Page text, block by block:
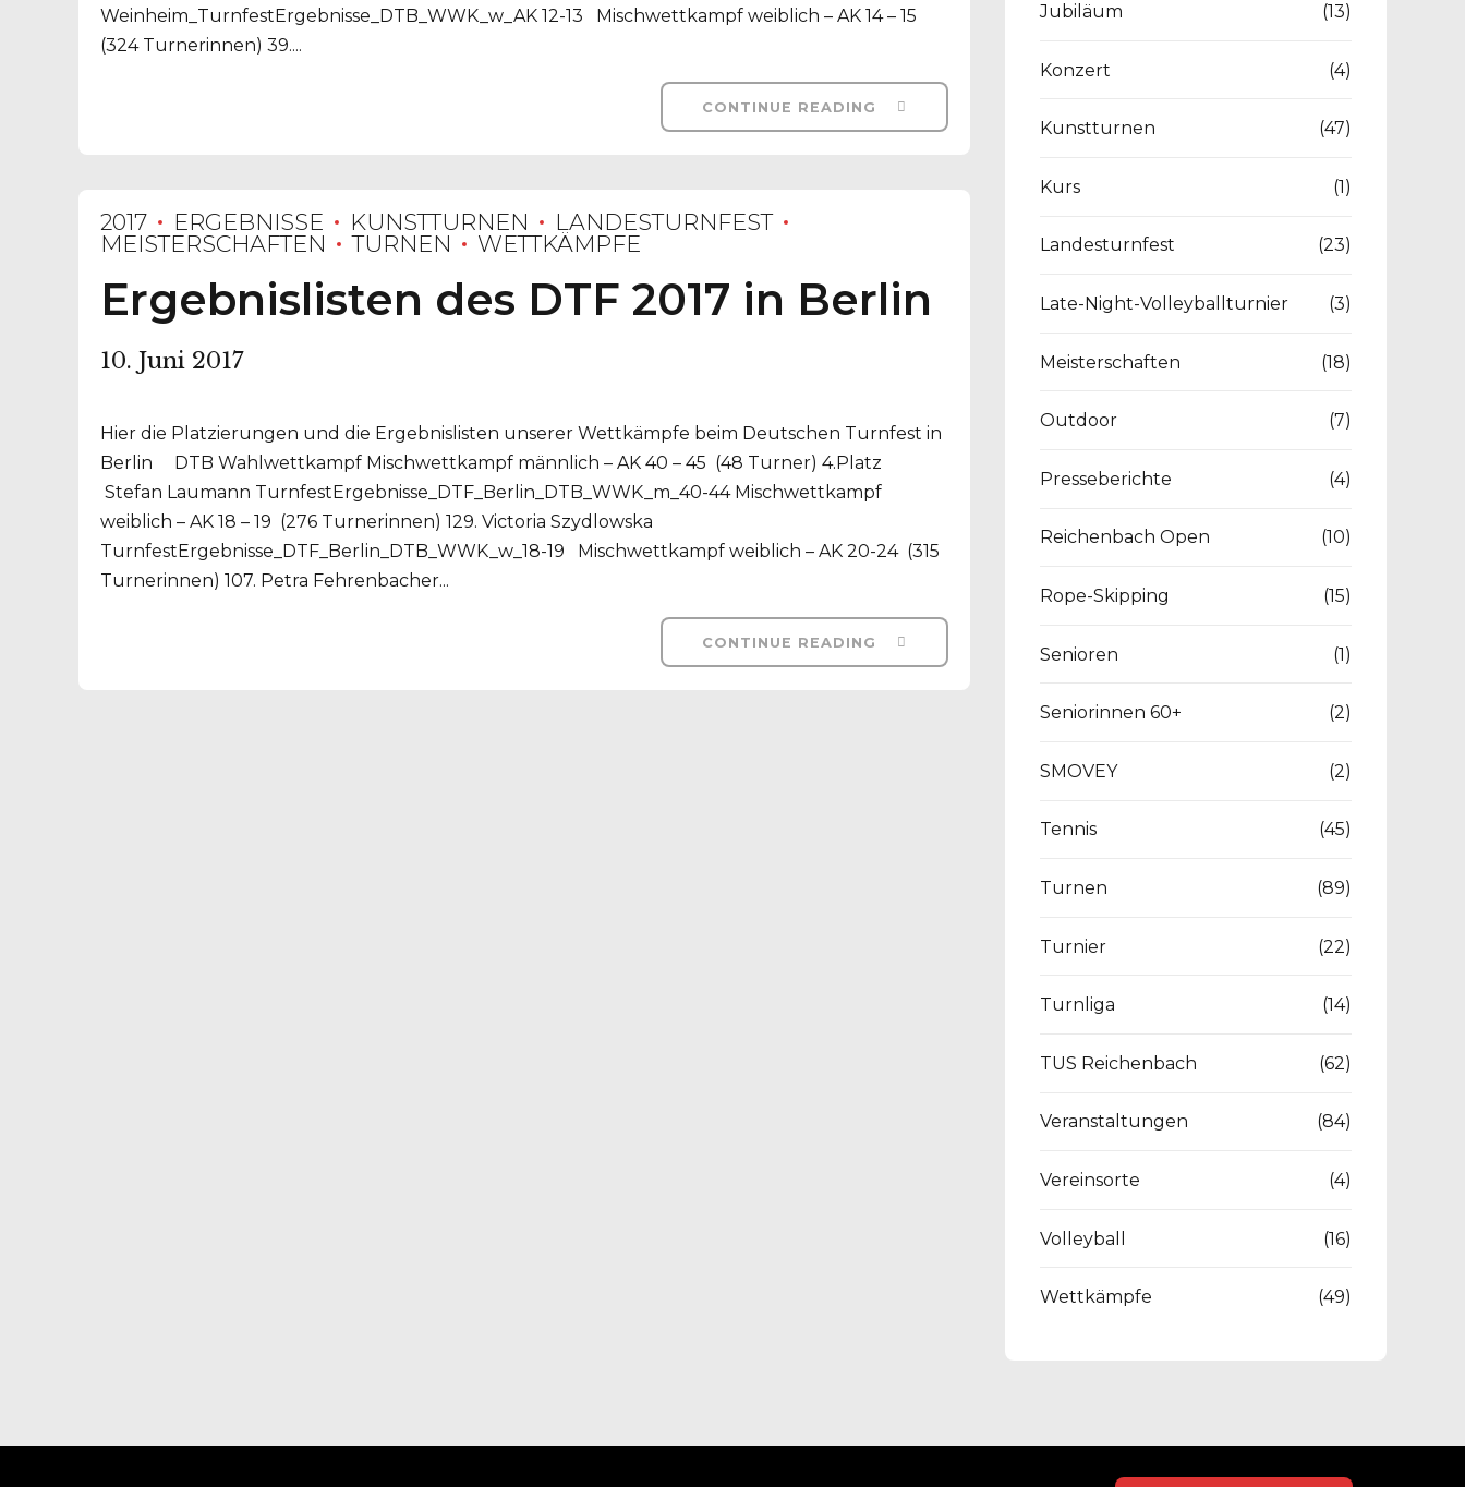
Weinheim_TurnfestErgebnisse_DTB_WWK_w_AK 12-13 Mischwettkampf weiblich – AK 14 – 15
(324 Turnerinnen) 39....
CONTINUE READING
2017 ERGEBNISSE KUNSTTURNEN
LANDESTURNFEST
MEISTERSCHAFTEN
TURNEN WETTKÄMPFE
Ergebnislisten des DTF 2017 in Berlin
10. Juni 2017
Hier die Platzierungen und die Ergebnislisten unserer Wettkämpfe beim Deutschen Turnfest in
Berlin DTB Wahlwettkampf Mischwettkampf männlich – AK 40 – 45 (48 Turner) 4.Platz
Stefan Laumann TurnfestErgebnisse_DTF_Berlin_DTB_WWK_m_40-44 Mischwettkampf
weiblich – AK 18 – 19 (276 Turnerinnen) 129. Victoria Szydlowska
TurnfestErgebnisse_DTF_Berlin_DTB_WWK_w_18-19 Mischwettkampf weiblich – AK 20-24 (315
Turnerinnen) 107. Petra Fehrenbacher...
CONTINUE READING
Jubiläum (13)
Konzert (4)
Kunstturnen (47)
Kurs (1)
Landesturnfest (23)
Late-Night-Volleyballturnier (3)
Meisterschaften (18)
Outdoor (7)
Presseberichte (4)
Reichenbach Open (10)
Rope-Skipping (15)
Senioren (1)
Seniorinnen 60+ (2)
SMOVEY (2)
Tennis (45)
Turnen (89)
Turnier (22)
Turnliga (14)
TUS Reichenbach (62)
Veranstaltungen (84)
Vereinsorte (4)
Volleyball (16)
Wettkämpfe (49)